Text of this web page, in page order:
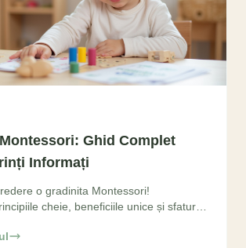
Ghid Complet
Informați
o gradinita Montessori!
cheie, beneficiile unice și sfaturi